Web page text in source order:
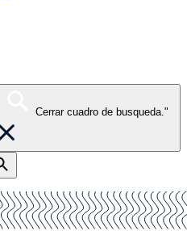
Cerrar cuadro de busqueda."